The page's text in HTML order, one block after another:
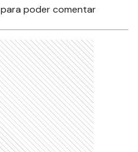
para poder comentar